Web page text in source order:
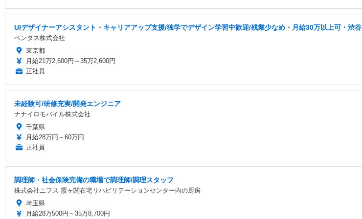
UIデザイナーアシスタント・キャリアアップ支援/独学でデザイン学習中歓迎/残業少なめ・月給30万以上可・渋
ベンタス株式会社
東京都
月給21万2,600円～35万2,600円
正社員
未経験可/研修充実/開発エンジニア
ナナイロモバイル株式会社
千葉県
月給28万円～60万円
正社員
調理師・社会保険完備の職場で調理師/調理スタッフ
株式会社ニフス 霞ヶ関在宅リハビリテーションセンター内の厨房
埼玉県
月給28万500円～35万8,700円